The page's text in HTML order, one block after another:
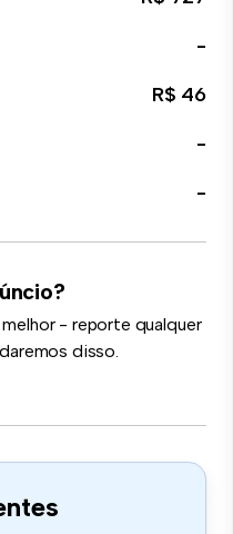
-
R$ 46
-
-
- reporte qualquer
disso.